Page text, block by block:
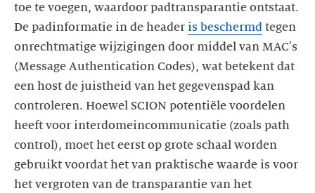
toe te voegen, waardoor padtransparantie ontstaat.
De padinformatie in de header is beschermd tegen
onrechtmatige wijzigingen door middel van MAC's
(Message Authentication Codes), wat betekent dat
een host de juistheid van het gegevenspad kan
controleren. Hoewel SCION potentiële voordelen
heeft voor interdomeincommunicatie (zoals path
control), moet het eerst op grote schaal worden
gebruikt voordat het van praktische waarde is voor
het vergroten van de transparantie van het